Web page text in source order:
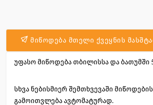
მიწოდება მთელი ქვეყნის
უფასო მიწოდება თბილისსა და ბათუმში
სხვა ნებისმიერ შემთხვევაში
გამოითვლება ავტომატურად.